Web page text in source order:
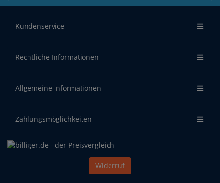
Kundenservice
Rechtliche Informationen
Allgemeine Informationen
Zahlungsmöglichkeiten
Widerruf